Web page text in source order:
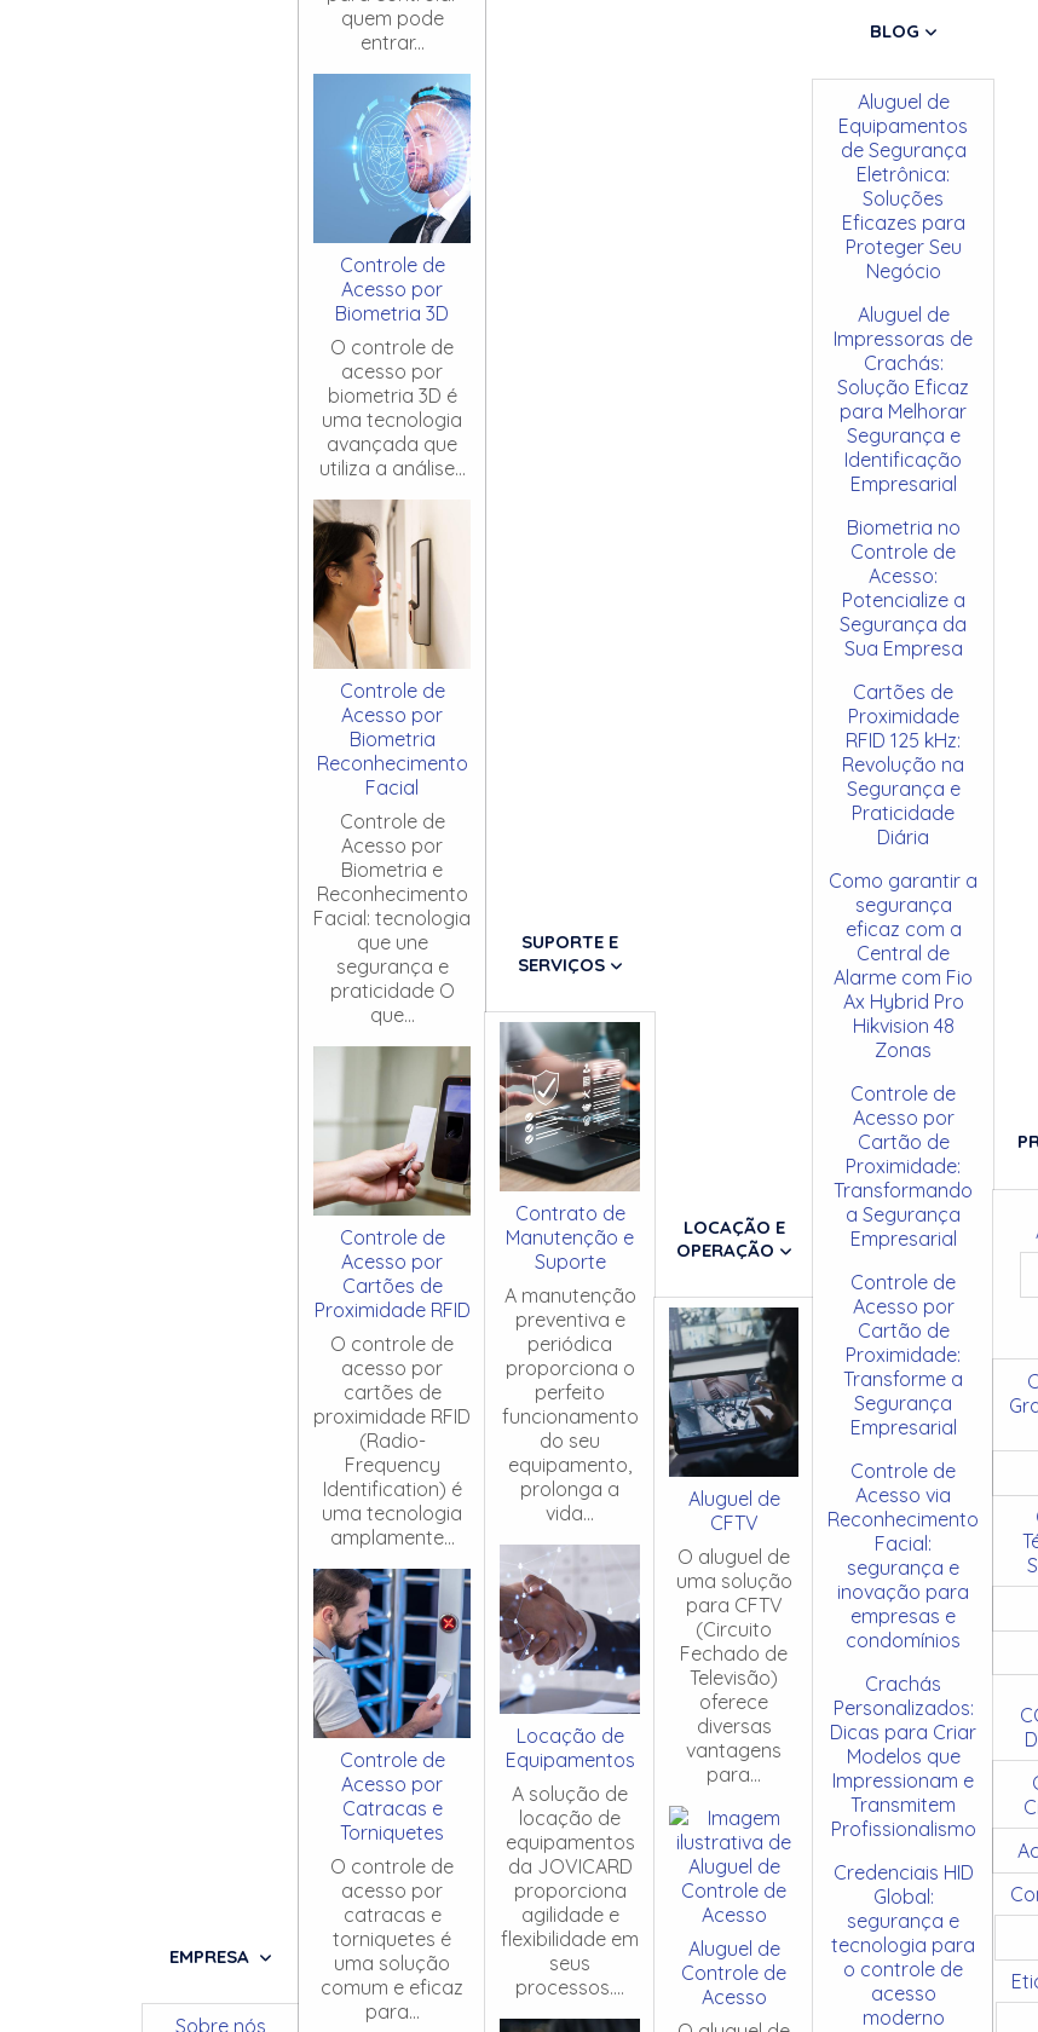
EMPRESA
Sobre nós
quem pode
entrar...
Controle de
Acesso por
Biometria 3D
O controle de
acesso por
biometria 3D é
uma tecnologia
avançada que
utiliza a análise...
Controle de
Acesso por
Biometria
Reconhecimento
Facial
Controle de
Acesso por
Biometria e
Reconhecimento
Facial: tecnologia
que une
segurança e
praticidade O
que...
Controle de
Acesso por
Cartões de
Proximidade RFID
O controle de
acesso por
cartões de
proximidade RFID
(Radio-
Frequency
Identification) é
uma tecnologia
amplamente...
Controle de
Acesso por
Catracas e
Torniquetes
O controle de
acesso por
catracas e
torniquetes é
uma solução
comum e eficaz
para...
SUPORTE E
SERVIÇOS
Contrato de
Manutenção e
Suporte
A manutenção
preventiva e
periódica
proporciona o
perfeito
funcionamento
do seu
equipamento,
prolonga a
vida...
Locação de
Equipamentos
A solução de
locação de
equipamentos
da JOVICARD
proporciona
agilidade e
flexibilidade em
seus
processos....
LOCAÇÃO E
OPERAÇÃO
Aluguel de
CFTV
O aluguel de
uma solução
para CFTV
(Circuito
Fechado de
Televisão)
oferece
diversas
vantagens
para...
Aluguel de
Controle de
Acesso
BLOG
Aluguel de
Equipamentos
de Segurança
Eletrônica:
Soluções
Eficazes para
Proteger Seu
Negócio
Aluguel de
Impressoras de
Crachás:
Solução Eficaz
para Melhorar
Segurança e
Identificação
Empresarial
Biometria no
Controle de
Acesso:
Potencialize a
Segurança da
Sua Empresa
Cartões de
Proximidade
RFID 125 kHz:
Revolução na
Segurança e
Praticidade
Diária
Como garantir a
segurança
eficaz com a
Central de
Alarme com Fio
Ax Hybrid Pro
Hikvision 48
Zonas
Controle de
Acesso por
Cartão de
Proximidade:
Transformando
a Segurança
Empresarial
Controle de
Acesso por
Cartão de
Proximidade:
Transforme a
Segurança
Empresarial
Controle de
Acesso via
Reconhecimento
Facial:
segurança e
inovação para
empresas e
condomínios
Crachás
Personalizados:
Dicas para Criar
Modelos que
Impressionam e
Transmitem
Profissionalismo
Credenciais HID
Global:
segurança e
tecnologia para
o controle de
acesso
moderno